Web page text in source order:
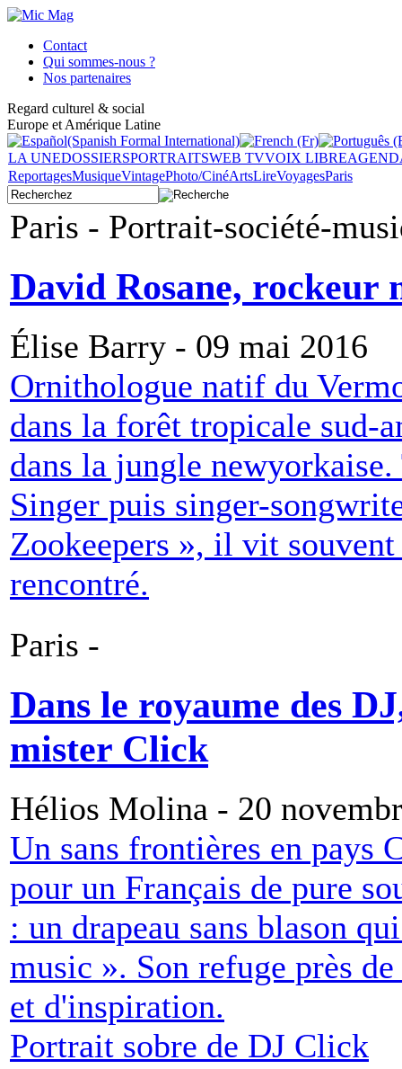
Contact
Qui sommes-nous ?
Nos partenaires
Regard culturel & social
Europe et Amérique Latine
LA UNEDOSSIERSPORTRAITSWEB TVVOIX LIBRE
ReportagesMusiqueVintagePhoto/CinéArtsLireVoyagesParis
Paris - Portrait-société-
David Rosane, rockeur
Élise Barry - 09 mai 2016
Ornithologue natif du
dans la forêt tropicale sud-
dans la jungle
Singer puis singer-
Zookeepers », il vit souvent
rencontré.
Paris -
Dans le royaume des
mister Click
Hélios Molina - 20
Un sans frontières en pays
pour un Français de pure
: un drapeau sans blason
music ». Son refuge près
et d'inspiration.
Portrait sobre de DJ Click